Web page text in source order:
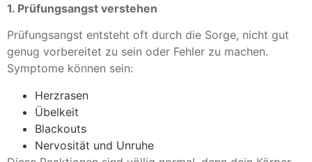
1. Prüfungsangst verstehen
Prüfungsangst entsteht oft durch die Sorge, nicht gut
genug vorbereitet zu sein oder Fehler zu machen.
Symptome können sein:
Herzrasen
Übelkeit
Blackouts
Nervosität und Unruhe